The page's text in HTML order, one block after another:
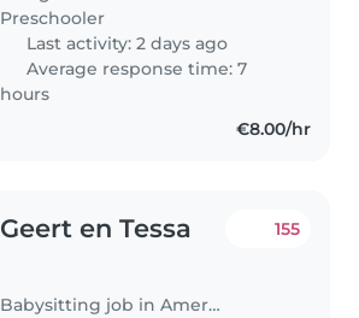
een gezellige oppas/grote..
Preschooler
Last activity: 2 days ago
Average response time: 7
hours
€8.00/hr
Geert en Tessa
Babysitting job in Amersfoort
155